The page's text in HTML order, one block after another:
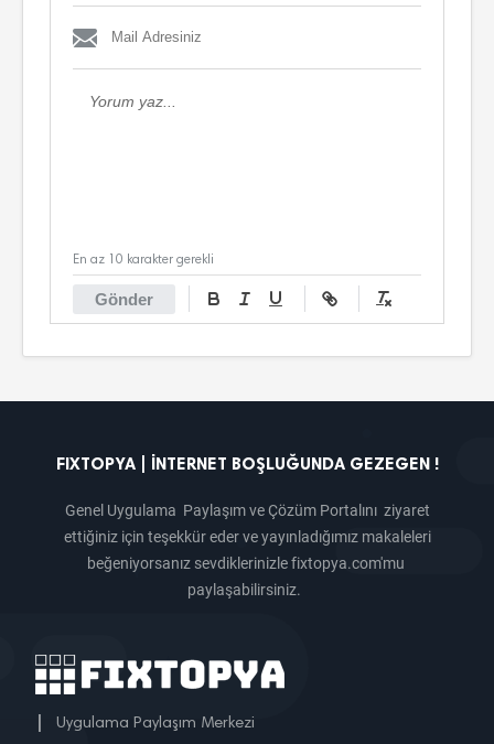
Gönder
En az 10 karakter gerekli
FIXTOPYA | İNTERNET BOŞLUĞUNDA GEZEGEN !
Genel Uygulama Paylaşım ve Çözüm Portalını ziyaret
ettiğiniz için teşekkür eder ve yayınladığımız makaleleri
beğeniyorsanız sevdiklerinizle fixtopya.com'mu
paylaşabilirsiniz.
Uygulama Paylaşım Merkezi